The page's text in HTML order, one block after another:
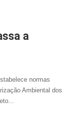
a
normas
Ambiental dos